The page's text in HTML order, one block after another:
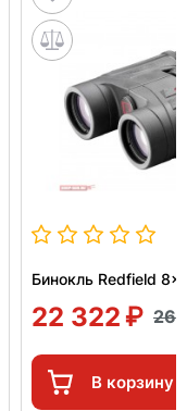
Бинокль Redfield
22 322 26
В корзину